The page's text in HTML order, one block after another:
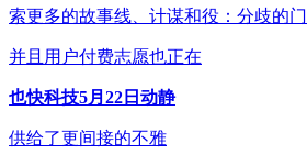
索更多的故事线、计谋和役：分歧的
并且用户付费志愿也正在
也快科技5月22日动静
供给了更间接的不雅